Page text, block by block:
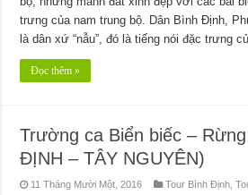
trưng của nam trung bộ. Dân Bình Định,
là dân xứ “nẫu”, đó là tiếng nói đặc trưng
Đọc thêm »
Trường ca Biển biếc –
ĐỊNH – TÂY NGUYÊN)
11 Tháng Mười Một, 2016 Tour Bình Định,